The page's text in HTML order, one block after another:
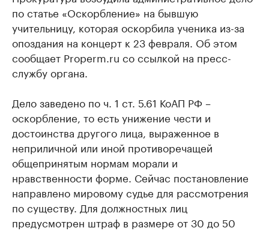
по статье «Оскорбление» на бывшую
учительницу, которая оскорбила ученика из-за
опоздания на концерт к 23 февраля. Об этом
сообщает Properm.ru со ссылкой на пресс-
службу органа.
Дело заведено по ч. 1 ст. 5.61 КоАП РФ –
оскорбление, то есть унижение чести и
достоинства другого лица, выраженное в
неприличной или иной противоречащей
общепринятым нормам морали и
нравственности форме. Сейчас постановление
направлено мировому судье для рассмотрения
по существу. Для должностных лиц
предусмотрен штраф в размере от 30 до 50